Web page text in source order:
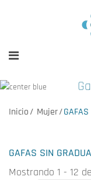
Inicio Mujer
GAFAS SIN
Mostrando 1 - 12